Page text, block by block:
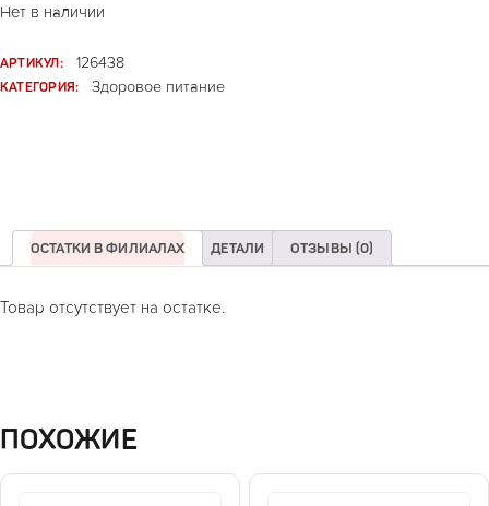
Нет в наличии
АРТИКУЛ:
126438
КАТЕГОРИЯ:
Здоровое питание
ОСТАТКИ В ФИЛИАЛАХ ДЕТАЛИ ОТЗЫВЫ (0)
Товар отсутствует на остатке.
ПОХОЖИЕ